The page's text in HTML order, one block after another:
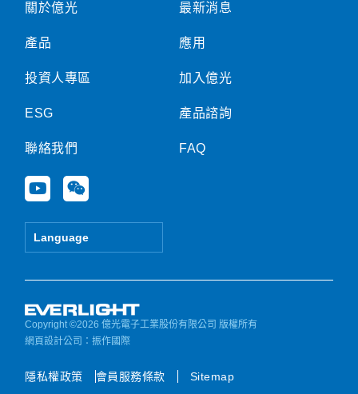
關於億光
產品
投資人專區
ESG
聯絡我們
Y
o
u
e
W
e
i
Language
最新消息
應用
加入億光
產品諮詢
FAQ
Copyright ©2026 億光電子工業股份有限公司 版權所有
網頁設計公司 ：振作國際
隱私權政策 會員服務條款 Sitemap